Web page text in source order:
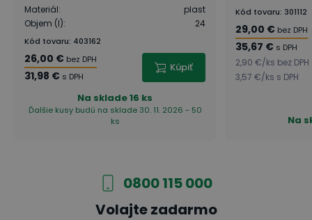
Materiál:
plast
Objem (l): 24
Kód tovaru: 403162
26,00 € bez DPH
31,98 € s DPH
Kúpiť
Na sklade16 ks
Ďalšie kusy budú na sklade 30. 11. 2026 - 50
ks
Kód tovaru: 301112
29,00 € bez DPH
35,67 € s DPH
2,90 €/ks bez DPH
3,57 €/ks s DPH
Na
0800 115 000
Volajte zadarmo